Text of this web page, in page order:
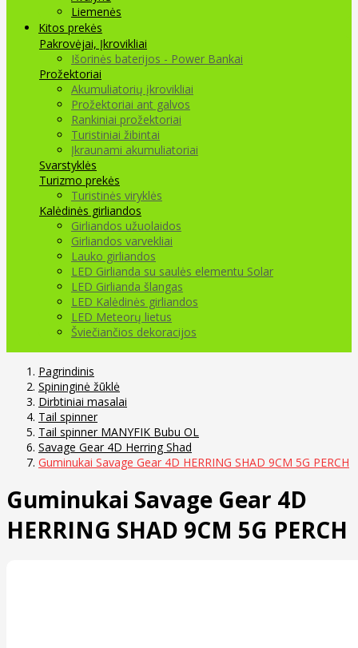
Liemenės
Kitos prekės
Pakrovėjai, Įkrovikliai
Išorinės baterijos - Power Bankai
Prožektoriai
Akumuliatorių įkrovikliai
Prožektoriai ant galvos
Rankiniai prožektoriai
Turistiniai žibintai
Įkraunami akumuliatoriai
Svarstyklės
Turizmo prekės
Turistinės viryklės
Kalėdinės girliandos
Girliandos užuolaidos
Girliandos varvekliai
Lauko girliandos
LED Girlianda su saulės elementu Solar
LED Girlianda šlangas
LED Kalėdinės girliandos
LED Meteorų lietus
Šviečiančios dekoracijos
Pagrindinis
Spininginė žūklė
Dirbtiniai masalai
Tail spinner
Tail spinner MANYFIK Bubu OL
Savage Gear 4D Herring Shad
Guminukai Savage Gear 4D HERRING SHAD 9CM 5G PERCH
Guminukai Savage Gear 4D
HERRING SHAD 9CM 5G PERCH